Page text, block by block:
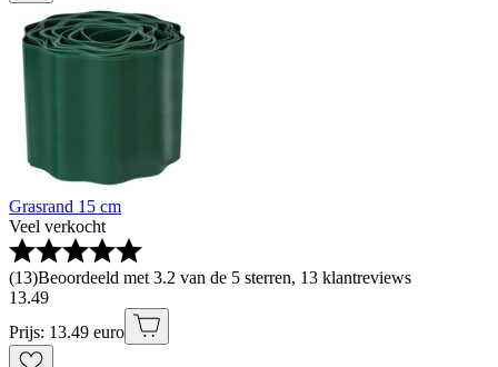
Grasrand 15 cm
Veel verkocht
(13)Beoordeeld met 3.2 van de 5 sterren, 13 klantreviews
13.49
Prijs: 13.49 euro